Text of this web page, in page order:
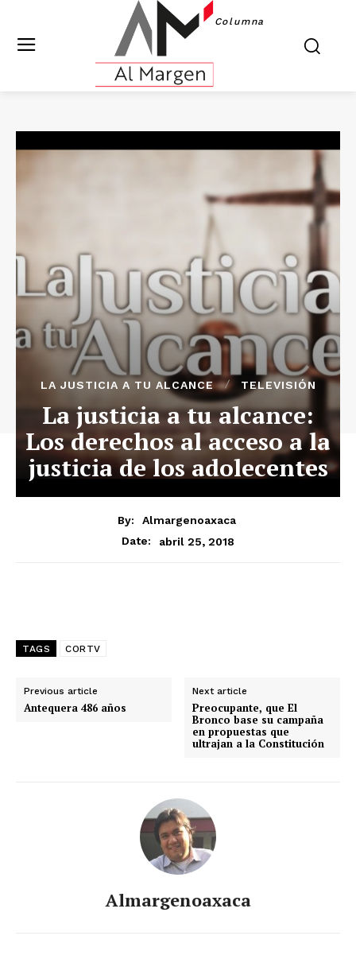
Columna
LA JUSTICIA A TU ALCANCE TELEVISIÓN
La justicia a tu alcance:
Los derechos al acceso a la
justicia de los adolecentes
By:
Almargenoaxaca
Date:
abril 25, 2018
TAGS CORTV
Previous article
Antequera 486 años
Next article
Preocupante, que El
Bronco base su campaña
en propuestas que
ultrajan a la Constitución
Almargenoaxaca